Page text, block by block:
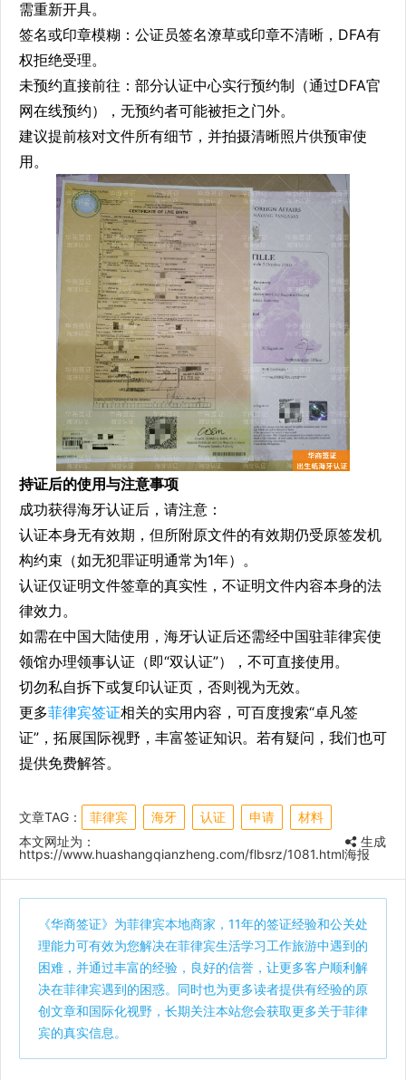
需重新开具。
签名或印章模糊：公证员签名潦草或印章不清晰，DFA有
权拒绝受理。
未预约直接前往：部分认证中心实行预约制（通过DFA官
网在线预约），无预约者可能被拒之门外。
建议提前核对文件所有细节，并拍摄清晰照片供预审使
用。
持证后的使用与注意事项
成功获得海牙认证后，请注意：
认证本身无有效期，但所附原文件的有效期仍受原签发机
构约束（如无犯罪证明通常为1年）。
认证仅证明文件签章的真实性，不证明文件内容本身的法
律效力。
如需在中国大陆使用，海牙认证后还需经中国驻菲律宾使
领馆办理领事认证（即“双认证”），不可直接使用。
切勿私自拆下或复印认证页，否则视为无效。
更多菲律宾签证相关的实用内容，可百度搜索“卓凡签
证”，拓展国际视野，丰富签证知识。若有疑问，我们也可
提供免费解答。
文章TAG： 菲律宾 海牙 认证 申请
材料
本文网址为：
https://www.huashangqianzheng.com/flbsrz/1081.html
生成
海报
《华商签证》为菲律宾本地商家，11年的签证经验和公关处
理能力可有效为您解决在菲律宾生活学习工作旅游中遇到的
困难，并通过丰富的经验，良好的信誉，让更多客户顺利解
决在菲律宾遇到的困惑。同时也为更多读者提供有经验的原
创文章和国际化视野，长期关注本站您会获取更多关于菲律
宾的真实信息。